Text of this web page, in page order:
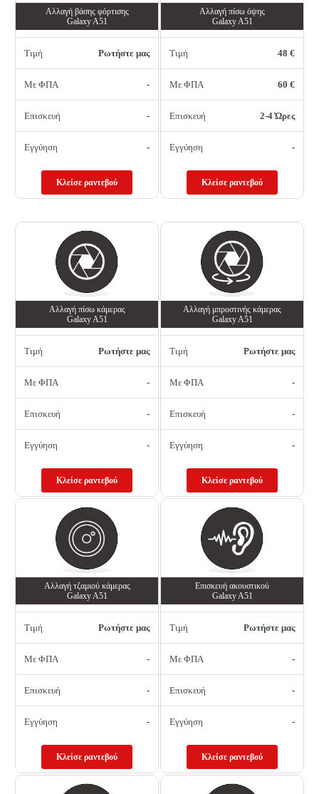
Αλλαγή βάσης φόρτισης
Galaxy A51
Τιμή Ρωτήστε μας
Με ΦΠΑ -
Επισκευή -
Εγγύηση -
Κλείσε ραντεβού
Αλλαγή πίσω όψης
Galaxy A51
Τιμή 48 €
Με ΦΠΑ 60 €
Επισκευή 2-4 Ώρες
Εγγύηση -
Κλείσε ραντεβού
Αλλαγή πίσω κάμερας
Galaxy A51
Τιμή Ρωτήστε μας
Με ΦΠΑ -
Επισκευή -
Εγγύηση -
Κλείσε ραντεβού
Αλλαγή μπροστινής κάμερας
Galaxy A51
Τιμή Ρωτήστε μας
Με ΦΠΑ -
Επισκευή -
Εγγύηση -
Κλείσε ραντεβού
Αλλαγή τζαμιού κάμερας
Galaxy A51
Τιμή Ρωτήστε μας
Με ΦΠΑ -
Επισκευή -
Εγγύηση -
Κλείσε ραντεβού
Επισκευή ακουστικού
Galaxy A51
Τιμή Ρωτήστε μας
Με ΦΠΑ -
Επισκευή -
Εγγύηση -
Κλείσε ραντεβού